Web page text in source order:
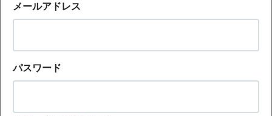
メールアドレス
パスワード